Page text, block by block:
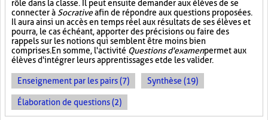
rôle dans la classe. Il peut ensuite demander aux élèves de se
connecter à Socrativeafin de répondre aux questions proposées.
Il aura ainsi un accès en temps réel aux résultats de ses élèves et
pourra, le cas échéant, apporter des précisions ou faire des
rappels sur les notions qui semblent être moins bien
comprises. En somme, l'activité Questions d'examenpermet aux
élèves d'intégrer leurs apprentissages et de les valider.
Enseignement par les pairs (7) Synthèse (19)
Élaboration de questions (2)